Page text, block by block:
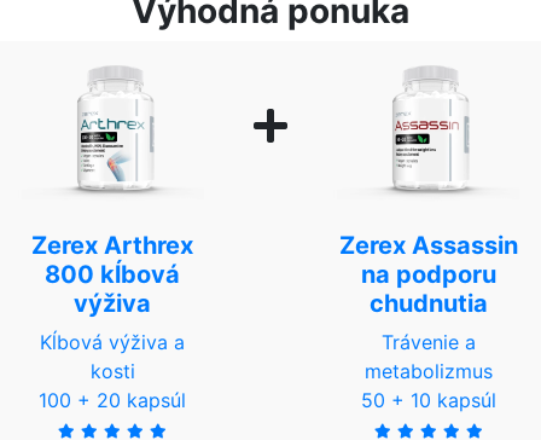
Výhodná ponuka
Zerex Arthrex
800 kĺbová
výživa
Kĺbová výživa a
kosti
100 + 20 kapsúl
Zerex Assassin
na podporu
chudnutia
Trávenie a
metabolizmus
50 + 10 kapsúl